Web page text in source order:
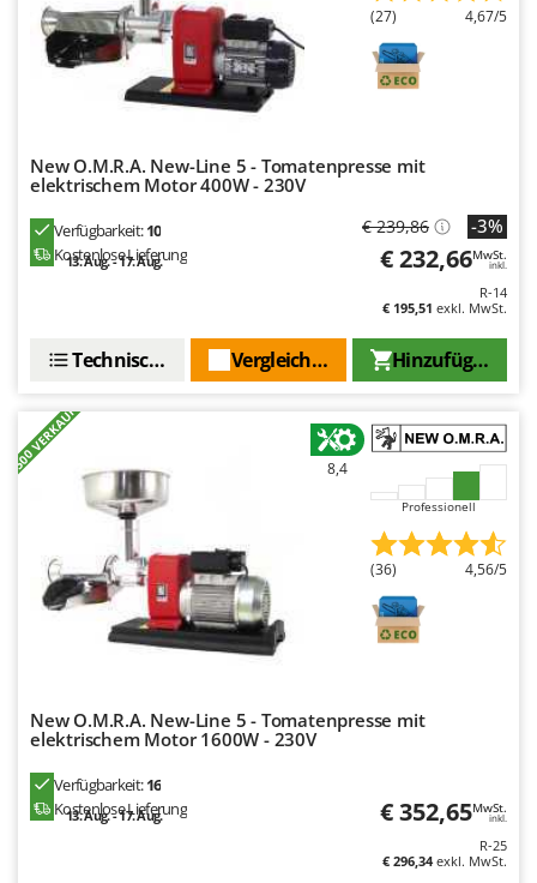
Makita
MAMMAMIA
Marcato
Master
Mastercook
McCulloch
MCH
Minox
Mockmill
MOSA
MOVA
Mowox
MTD
Ninja
Novital
(27) 4,67/5
New O.M.R.A. New-Line 5 - Tomatenpresse mit
elektrischem Motor 400W - 230V
Verfügbarkeit:10
Kostenlose Lieferung
13. Aug. - 17. Aug.
€ 239,86 -3%
€ 232,66MwSt.
inkl.
R-14
€ 195,51 exkl. MwSt.
Hinzufügen
Vergleichen Sie
Technische Daten
+500 VERKAUFT 8,4
Professionell
(36) 4,56/5
New O.M.R.A. New-Line 5 - Tomatenpresse mit
elektrischem Motor 1600W - 230V
Verfügbarkeit:16
Kostenlose Lieferung
13. Aug. - 17. Aug. € 352,65MwSt.
inkl.
R-25
€ 296,34exkl. MwSt.